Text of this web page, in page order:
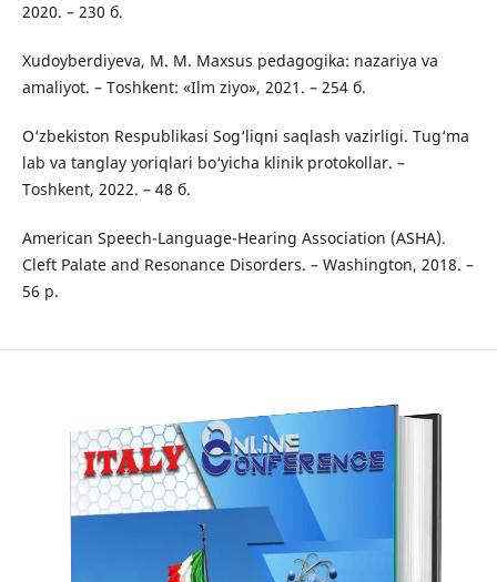
2020. – 230 б.
Xudoyberdiyeva, M. M. Maxsus pedagogika: nazariya va
amaliyot. – Toshkent: «Ilm ziyo», 2021. – 254 б.
O‘zbekiston Respublikasi Sog‘liqni saqlash vazirligi. Tug‘ma
lab va tanglay yoriqlari bo‘yicha klinik protokollar. –
Toshkent, 2022. – 48 б.
American Speech-Language-Hearing Association (ASHA).
Cleft Palate and Resonance Disorders. – Washington, 2018. –
56 p.